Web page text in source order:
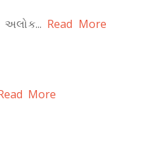
Read More
More